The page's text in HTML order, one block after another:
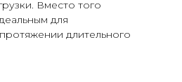
Вместо того
для
длительного